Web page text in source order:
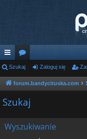
ię
ce
j
or
a
Szukaj Zaloguj się
forum.bandycituska.com
Szukaj
Wyszukiwanie